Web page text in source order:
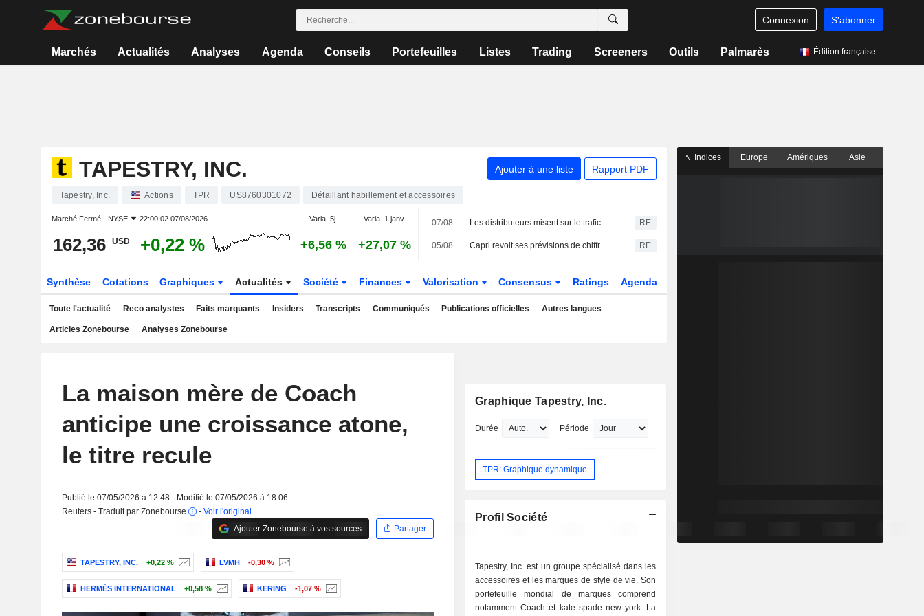
Connexion S'abonner
Marchés Actualités Analyses Agenda Conseils Portefeuilles Listes Trading Screeners Outils Palmarès Édition française
TAPESTRY, INC. Ajouter à une liste Rapport PDF
Tapestry, Inc. Actions TPR US8760301072 Détaillant habillement et accessoires
Marché Fermé - NYSE 22:00:02 07/08/2026 Varia. 5j. Varia. 1 janv.
162,36 USD +0,22 % +6,56 % +27,07 %
07/08 Les distributeurs misent sur le trafic généré par l'IA mais luttent pour conserver les données clients RE
05/08 Capri revoit ses prévisions de chiffre d'affaires à la baisse, les ventes de Michael Kors pâtissant du conflit avec l'Iran RE
Synthèse Cotations Graphiques Actualités Société Finances Valorisation Consensus Ratings Agenda
Toute l'actualité Reco analystes Faits marquants Insiders Transcripts Communiqués Publications officielles Autres langues
Articles Zonebourse Analyses Zonebourse
La maison mère de Coach
anticipe une croissance atone,
le titre recule
Publié le 07/05/2026 à 12:48 - Modifié le 07/05/2026 à 18:06
Reuters - Traduit par Zonebourse
- Voir l'original
Ajouter Zonebourse à vos sources
Partager
TAPESTRY, INC. +0,22 % LVMH -0,30 %
HERMÈS INTERNATIONAL +0,58 % KERING -1,07 %
Graphique Tapestry, Inc.
Durée Période
TPR: Graphique dynamique
Profil Société
Tapestry, Inc. est un groupe spécialisé dans les
accessoires et les marques de style de vie. Son
portefeuille mondial de marques comprend
notamment Coach et kate spade new york. La
Indices Europe Amériques Asie